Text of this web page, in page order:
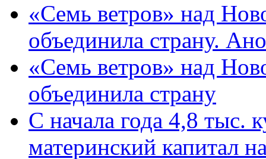
«Семь ветров» над
объединила страну.
«Семь ветров» над
объединила страну
С начала года 4,8 тыс.
материнский капитал